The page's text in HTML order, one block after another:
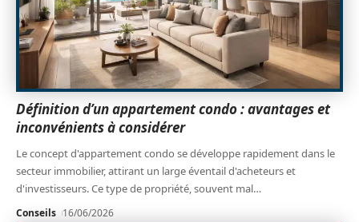
Définition d’un appartement condo : avantages et
inconvénients à considérer
Le concept d'appartement condo se développe rapidement dans le
secteur immobilier, attirant un large éventail d'acheteurs et
d'investisseurs. Ce type de propriété, souvent mal…
Conseils 16/06/2026